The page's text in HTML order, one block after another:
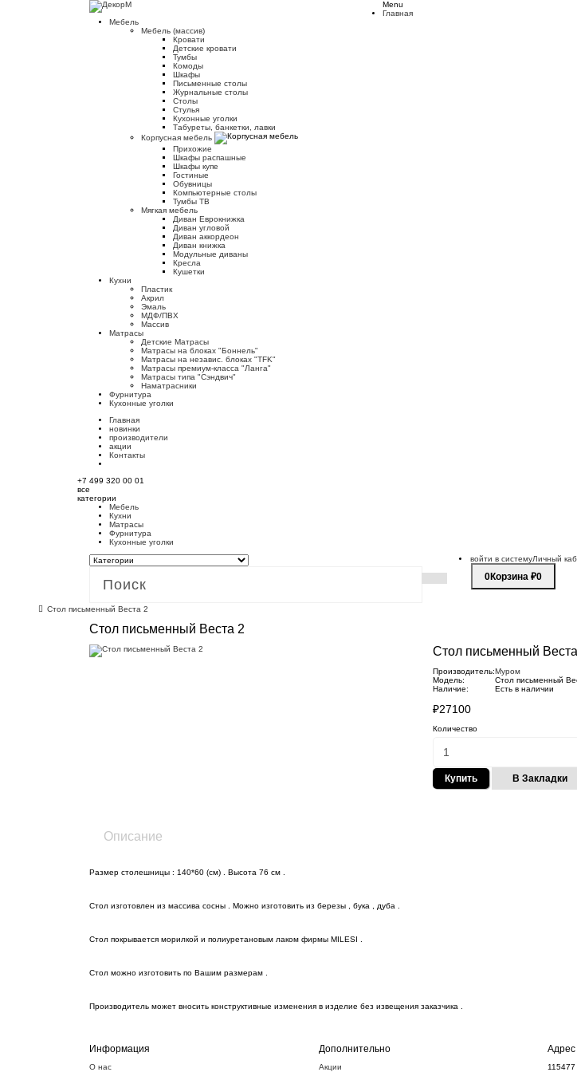
Menu
Главная
Мебель
Мебель (массив)
Кровати
Детские кровати
Тумбы
Комоды
Шкафы
Письменные столы
Журнальные столы
Столы
Стулья
Кухонные уголки
Табуреты, банкетки, лавки
Корпусная мебель
Прихожие
Шкафы распашные
Шкафы купе
Гостиные
Обувницы
Компьютерные столы
Тумбы ТВ
Мягкая мебель
Диван Еврокнижка
Диван угловой
Диван аккордеон
Диван книжка
Модульные диваны
Кресла
Кушетки
Кухни
Пластик
Акрил
Эмаль
МДФ/ПВХ
Массив
Матрасы
Детские Матрасы
Матрасы на блоках "Боннель"
Матрасы на независ. блоках "TFK"
Матрасы премиум-класса "Ланга"
Матрасы типа "Сэндвич"
Наматрасники
Фурнитура
Кухонные уголки
Главная
новинки
производители
акции
Контакты
+7 499 320 00 01
все
категории
Мебель
Кухни
Матрасы
Фурнитура
Кухонные уголки
войти в системуЛичный
0Корзина ₽0
Стол письменный Веста 2
Стол письменный Веста 2
Стол письменный
Производитель:Муром
Модель:
Стол письменный
Наличие:
Есть в наличии
₽27100
Количество
Купить В Закладки
Описание
Размер столешницы : 140*60 (см) . Высота 76 см .
Стол изготовлен из массива сосны . Можно изготовить из березы , бука , дуба .
Стол покрывается морилкой и полиуретановым лаком фирмы MILESI .
Стол можно изготовить по Вашим размерам .
Производитель может вносить конструктивные изменения в изделие без извещения заказчика .
Информация
О нас
Дополнительно
Акции
Адрес
115477